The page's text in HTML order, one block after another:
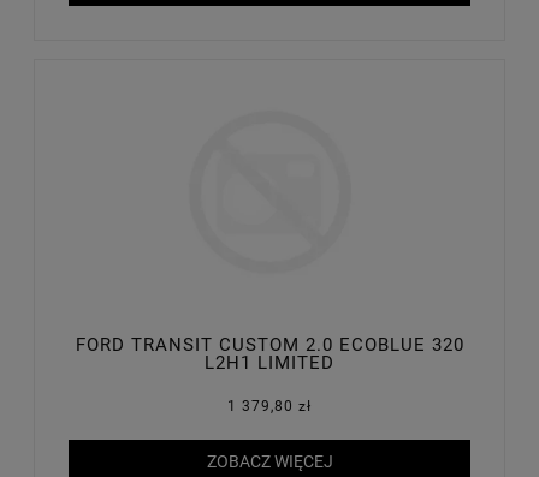
FORD TRANSIT CUSTOM 2.0 ECOBLUE 320
L2H1 LIMITED
1 379,80 zł
ZOBACZ WIĘCEJ